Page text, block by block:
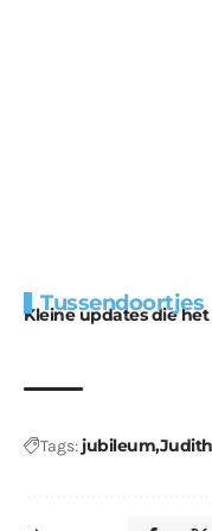
Tussendoortjes
Kleine updates die
voor kabouters
Tags: jubileum